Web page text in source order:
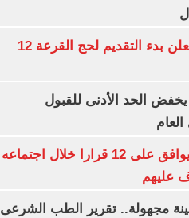
وزارة الداخلية تعلن بدء التقديم لحج القرعة 12
الحد الأدنى للقبول
مجلس الوزراء يوافق على 12 قرارا خلال اجتماعه
عليهم
مجهولة.. تقرير الطب الشرعى